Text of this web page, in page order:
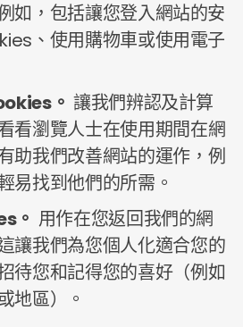
如，包括讓您登入網站的安
、使用購物車或使用電子
。 讓我們辨認及計算
看瀏覽人士在使用期間在網
助我們改善網站的運作，例
易找到他們的所需。
。 用作在您返回我們的網
讓我們為您個人化適合您的
待您和記得您的喜好（例如
地區）。